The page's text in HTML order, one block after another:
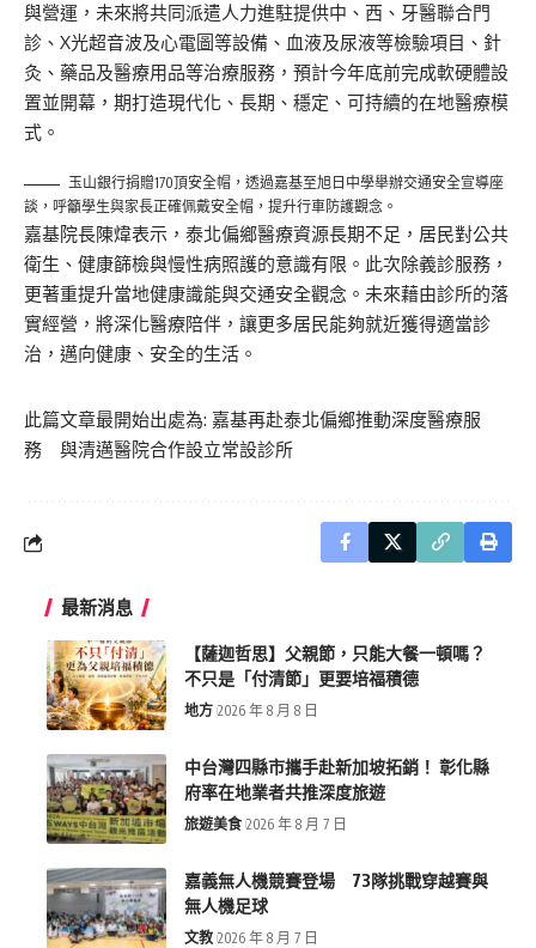
與營運，未來將共同派遣人力進駐提供中、西、牙醫聯合門
診、X光超音波及心電圖等設備、血液及尿液等檢驗項目、針
灸、藥品及醫療用品等治療服務，預計今年底前完成軟硬體設
置並開幕，期打造現代化、長期、穩定、可持續的在地醫療模
式。
玉山銀行捐贈170頂安全帽，透過嘉基至旭日中學舉辦交通安全宣導座
談，呼籲學生與家長正確佩戴安全帽，提升行車防護觀念。
嘉基院長陳煒表示，泰北偏鄉醫療資源長期不足，居民對公共
衛生、健康篩檢與慢性病照護的意識有限。此次除義診服務，
更著重提升當地健康識能與交通安全觀念。未來藉由診所的落
實經營，將深化醫療陪伴，讓更多居民能夠就近獲得適當診
治，邁向健康、安全的生活。
此篇文章最開始出處為: 嘉基再赴泰北偏鄉推動深度醫療服
務 與清邁醫院合作設立常設診所
最新消息
【薩迦哲思】父親節，只能大餐一頓嗎？
不只是「付清節」更要培福積德
地方 2026 年 8 月 8 日
中台灣四縣市攜手赴新加坡拓銷！ 彰化縣
府率在地業者共推深度旅遊
旅遊美食 2026 年 8 月 7 日
嘉義無人機競賽登場 73隊挑戰穿越賽與
無人機足球
文教 2026 年 8 月 7 日